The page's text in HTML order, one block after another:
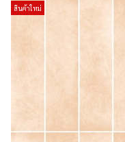
สินค้าใหม่